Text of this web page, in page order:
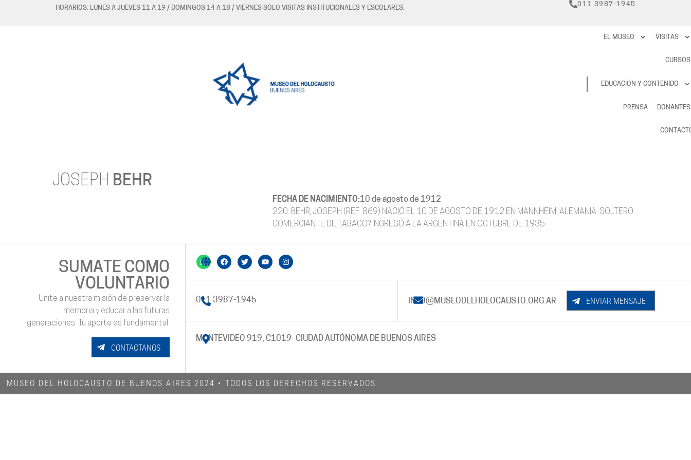
HORARIOS: LUNES A JUEVES 11 A 19 / DOMINGOS 14 A 18 / VIERNES SÓLO VISITAS INSTITUCIONALES Y ESCOLARES.
011 3987-1945
RESERVAS
EL MUSEO VISITAS
CURSOS
EDUCACIÓN Y CONTENIDO
PRENSA DONANTES
JOSEPH BEHR
FECHA DE NACIMIENTO:10 de agosto de 1912
220. BEHR, JOSEPH (REF. 869) NACIÓ EL 10 DE AGOSTO DE 1912 EN MANNHEIM, ALEMANIA. SOLTERO.
COMERCIANTE DE TABACO? INGRESÓ A LA ARGENTINA EN OCTUBRE DE 1935.
SUMATE COMO
VOLUNTARIO
Unite a nuestra misión de preservar la
memoria y educar a las futuras
generaciones. Tu aporte es fundamental.
CONTACTANOS
011 3987-1945 INFO@MUSEODELHOLOCAUSTO.ORG.AR ENVIAR MENSAJE
MONTEVIDEO 919, C1019- CIUDAD AUTÓNOMA DE BUENOS AIRES
MUSEO DEL HOLOCAUSTO DE BUENOS AIRES 2024​ • TODOS LOS DERECHOS RESERVADOS